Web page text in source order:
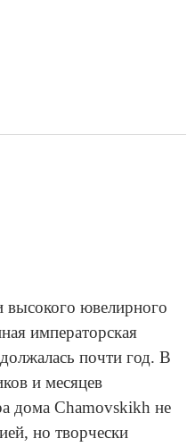
высокого ювелирного
императорская
почти год. В
и месяцев
дома Chamovskikh не
но творчески